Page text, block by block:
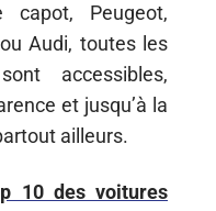
capot, Peugeot,
Audi, toutes les
accessibles,
et jusqu’à la
ailleurs.
10 des voitures